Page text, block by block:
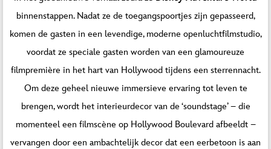
binnenstappen. Nadat ze de toegangspoortjes zijn gepasseerd,
komen de gasten in een levendige, moderne openluchtfilmstudio,
voordat ze speciale gasten worden van een glamoureuze
filmpremière in het hart van Hollywood tijdens een sterrennacht.
Om deze geheel nieuwe immersieve ervaring tot leven te
brengen, wordt het interieurdecor van de ‘soundstage’ – die
momenteel een filmscène op Hollywood Boulevard afbeeldt –
vervangen door een ambachtelijk decor dat een eerbetoon is aan